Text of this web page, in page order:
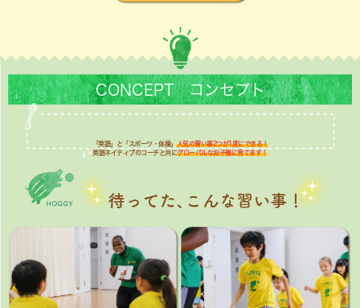
CONCEPT コンセプト
「英語」と「スポーツ・体操」人気の習い事2つが1度にできる！
英語ネイティブのコーチと共にグローバルなお子様に育てます！